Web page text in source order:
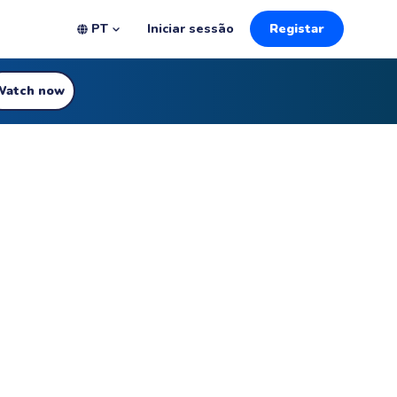
PT Iniciar sessão Registar
now